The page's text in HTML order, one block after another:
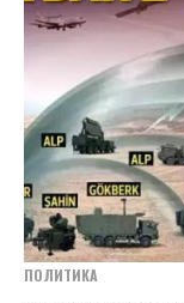
ПОЛИТИКА